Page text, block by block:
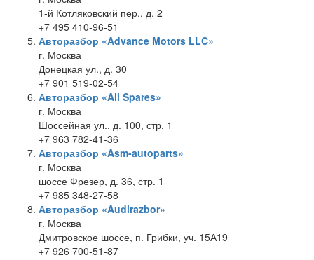
1-й Котляковский пер., д. 2
+7 495 410-96-51
Авторазбор «Advance Motors LLC»
г. Москва
Донецкая ул., д. 30
+7 901 519-02-54
Авторазбор «All Spares»
г. Москва
Шоссейная ул., д. 100, стр. 1
+7 963 782-41-36
Авторазбор «Asm-autoparts»
г. Москва
шоссе Фрезер, д. 36, стр. 1
+7 985 348-27-58
Авторазбор «Audirazbor»
г. Москва
Дмитровское шоссе, п. Грибки, уч. 15А19
+7 926 700-51-87